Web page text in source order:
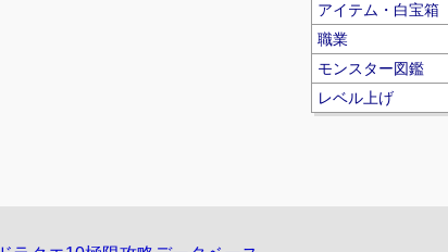
アイテム・白宝箱
職業
モンスター図鑑
レベル上げ